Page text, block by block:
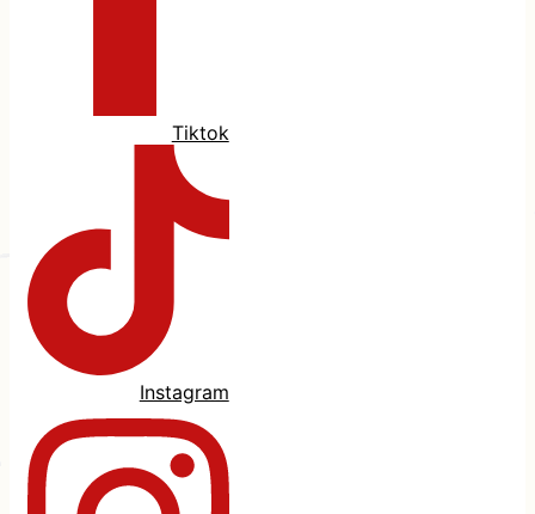
Tiktok
Instagram